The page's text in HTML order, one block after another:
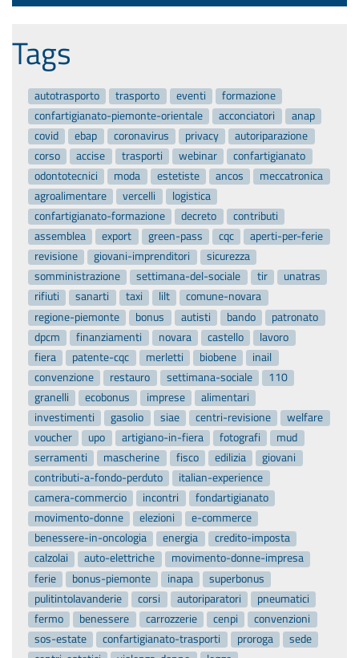
Tags
autotrasporto trasporto eventi
formazione
confartigianato-piemonte-orientale
acconciatori
anap
covid
ebap coronavirus privacy
autoriparazione
corso
accise trasporti webinar
confartigianato
odontotecnici
moda estetiste ancos
meccatronica
agroalimentare
vercelli
logistica
confartigianato-formazione
decreto
contributi
assemblea
export green-pass cqc
aperti-per-ferie
revisione
giovani-imprenditori
sicurezza
somministrazione
settimana-del-sociale tir
unatras
rifiuti
sanarti taxi lilt
comune-novara
regione-piemonte
bonus autisti bando
patronato
dpcm
finanziamenti novara castello
lavoro
fiera
patente-cqc merletti biobene
inail
convenzione
restauro settimana-sociale
110
granelli
ecobonus imprese
alimentari
investimenti
gasolio siae centri-revisione
welfare
voucher
upo artigiano-in-fiera fotografi
mud
serramenti
mascherine fisco edilizia
giovani
contributi-a-fondo-perduto
italian-experience
camera-commercio
incontri
fondartigianato
movimento-donne
elezioni
e-commerce
benessere-in-oncologia
energia
credito-imposta
calzolai
auto-elettriche
movimento-donne-impresa
ferie
bonus-piemonte inapa
superbonus
pulitintolavanderie
corsi autoriparatori
pneumatici
fermo
benessere carrozzerie cenpi
convenzioni
sos-estate
confartigianato-trasporti proroga
sede